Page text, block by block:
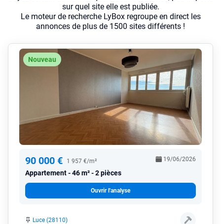
sur quel site elle est publiée.
Le moteur de recherche LyBox regroupe en direct les
annonces de plus de 1500 sites différents !
Nouveau
90 000 € 1 957 €/m²
Appartement 46 m² - 2 pièces
19/06/2026
Ouvrir l'analyse
Luce (28110)